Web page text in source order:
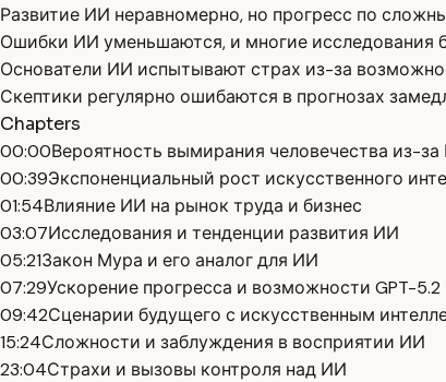
Развитие ИИ неравномерно, но прогресс по
Ошибки ИИ уменьшаются, и многие исследования
Основатели ИИ испытывают страх из-за
Скептики регулярно ошибаются в прогнозах
Chapters
00:00Вероятность вымирания человечества из-
00:39Экспоненциальный рост искусственного
01:54Влияние ИИ на рынок труда и бизнес
03:07Исследования и тенденции развития ИИ
05:21Закон Мура и его аналог для ИИ
07:29Ускорение прогресса и возможности GPT-5.2
09:42Сценарии будущего с искусственным
15:24Сложности и заблуждения в восприятии ИИ
23:04Страхи и вызовы контроля над ИИ